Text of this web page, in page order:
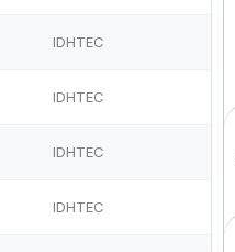
IDHTEC
IDHTEC
IDHTEC
IDHTEC